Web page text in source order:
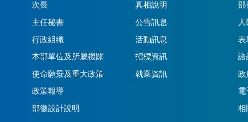
次長
主任秘書
行政組織
本部單位及所屬機關
使命願景及重大政策
政策報導
部徽設計說明
真相說明
公告訊息
活動訊息
招標資訊
就業資訊
部
表
諮
政
電
相